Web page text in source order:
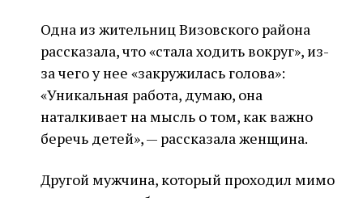
Одна из жительниц Визовского района
рассказала, что «стала ходить вокруг», из-
за чего у нее «закружилась голова»:
«Уникальная работа, думаю, она
наталкивает на мысль о том, как важно
беречь детей», — рассказала женщина.
Другой мужчина, который проходил мимо